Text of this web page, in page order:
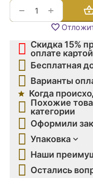
+
−
Скидка 15%
оплате картой
Бесплатная
Варианты
Когда
Похожие
категории
Оформили
Упаковка
Наши
Остались